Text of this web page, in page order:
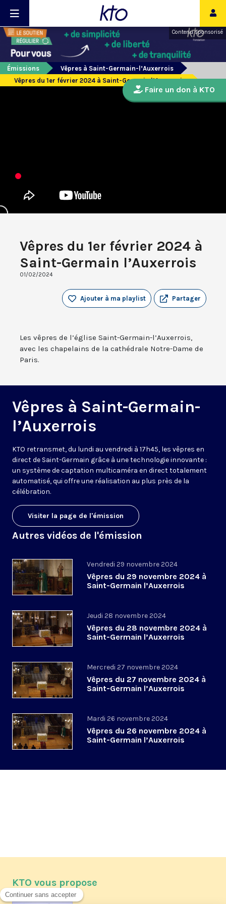
Contenu sponsorisé
Émissions
Vêpres à Saint-Germain-l’Auxerrois
Vêpres du 1er février 2024 à Saint-Germain l’Auxerrois
Vêpres du 1er février 2024 à
Saint-Germain l’Auxerrois
01/02/2024
Partager
Ajouter à ma playlist
Les vêpres de l’église Saint-Germain-l’Auxerrois,
avec les chapelains de la cathédrale Notre-Dame de
Paris.
Vêpres à Saint-Germain-
l’Auxerrois
KTO retransmet, du lundi au vendredi à 17h45, les vêpres en
direct de Saint-Germain grâce à une technologie innovante :
un système de captation multicaméra en direct totalement
automatisé, qui offre une réalisation au plus près de la
célébration.
Visiter la page de l'émission
Autres vidéos de l'émission
Vendredi 29 novembre 2024
Vêpres du 29 novembre 2024 à
Saint-Germain l’Auxerrois
Jeudi 28 novembre 2024
Vêpres du 28 novembre 2024 à
Saint-Germain l’Auxerrois
Mercredi 27 novembre 2024
Vêpres du 27 novembre 2024 à
Saint-Germain l’Auxerrois
Mardi 26 novembre 2024
Vêpres du 26 novembre 2024 à
Saint-Germain l’Auxerrois
Faire un don à KTO
KTO vous propose